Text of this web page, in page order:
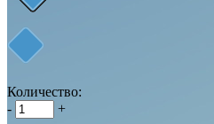
Количество:
-
+